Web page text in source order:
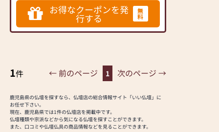
心」と「信頼」を寄
せていただけるよう
努力してまいりま
様が毎日笑顔で過ご
掌
《古屋鋪 安心の理
お得なクーポンを発
行する
無
料
1件 ← 前のページ 1 次のページ →
鹿児島県の仏壇を探すなら、仏壇店の総合情報サイト「いい仏壇」に
お任せ下さい。
現在、鹿児島県では1件の仏壇店を掲載中です。
仏壇種類や宗派などから気になる仏壇を探すことができます。
また、口コミや仏壇仏具の商品情報などを見ることができます。